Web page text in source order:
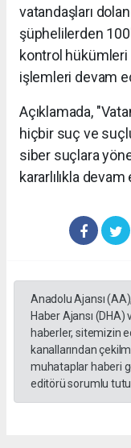
vatandaşları
şüphelilerden
kontrol hükümleri
işlemleri devam
Açıklamada,
hiçbir suç ve
siber suçlara
kararlılıkla
Anadolu Ajansı
Haber Ajansı
haberler, sitemizin
kanallarından
muhataplar haberi
editörü sorumlu